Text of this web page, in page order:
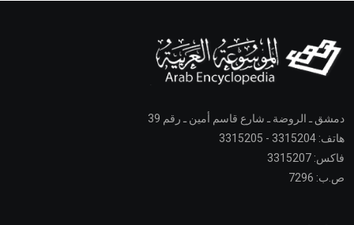
دمشق ـ الروضة ـ شارع قاسم أمين ـ رقم 39
هاتف: 3315204 - 3315205
فاكس: 3315207
ص.ب: 7296